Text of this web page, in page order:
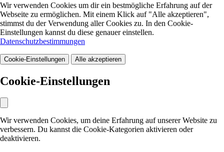
Wir verwenden Cookies um dir ein bestmögliche Erfahrung auf der
Webseite zu ermöglichen. Mit einem Klick auf "Alle akzeptieren",
stimmst du der Verwendung aller Cookies zu. In den Cookie-
Einstellungen kannst du diese genauer einstellen.
Datenschutzbestimmungen
Cookie-Einstellungen Alle akzeptieren
Cookie-Einstellungen
Wir verwenden Cookies, um deine Erfahrung auf unserer Website zu
verbessern. Du kannst die Cookie-Kategorien aktivieren oder
deaktivieren.